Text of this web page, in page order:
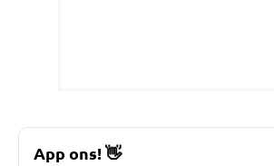
App ons!👋